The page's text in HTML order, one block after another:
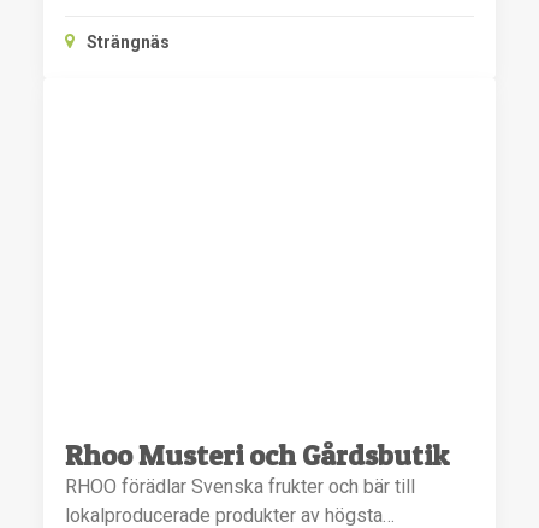
Strängnäs
Rhoo Musteri och Gårdsbutik
RHOO förädlar Svenska frukter och bär till
lokalproducerade produkter av högsta…